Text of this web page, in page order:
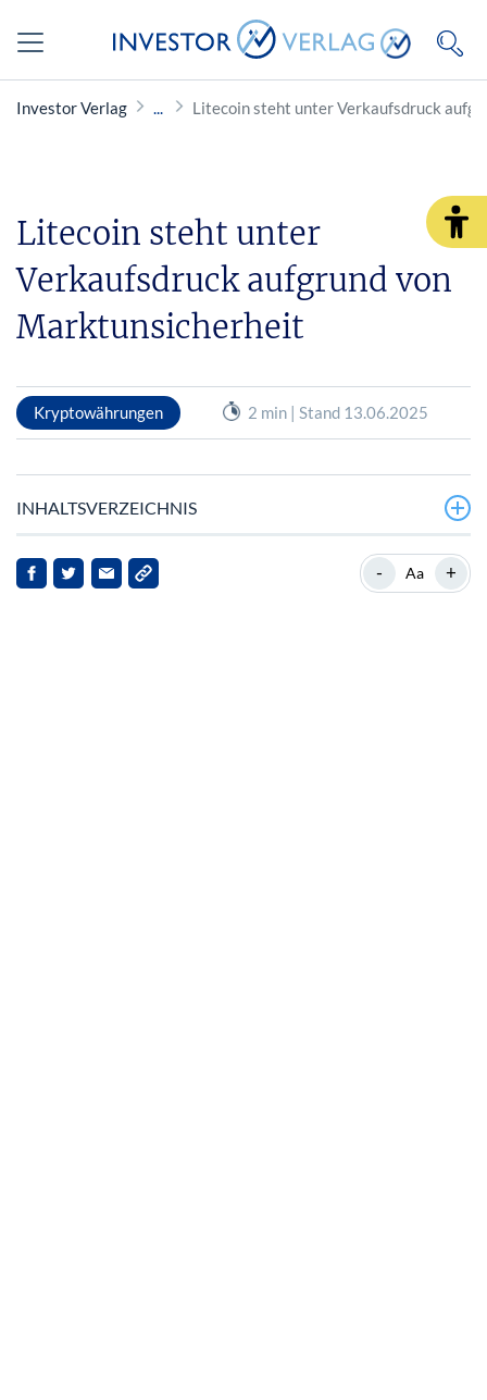
Investor Verlag Litecoin steht unter Verkaufsdruck
Litecoin steht unter
Verkaufsdruck aufgrund von
Marktunsicherheit
Kryptowährungen 2 min | Stand 13.06.2025
INHALTSVERZEICHNIS
Aktuelle Marktposition von Litecoin
- Aa +